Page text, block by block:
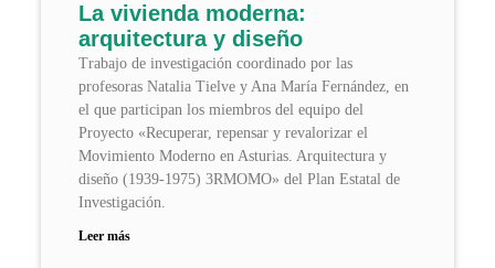
La vivienda moderna:
arquitectura y diseño
Trabajo de investigación coordinado por las
profesoras Natalia Tielve y Ana María Fernández, en
el que participan los miembros del equipo del
Proyecto «Recuperar, repensar y revalorizar el
Movimiento Moderno en Asturias. Arquitectura y
diseño (1939-1975) 3RMOMO» del Plan Estatal de
Investigación.
Leer más